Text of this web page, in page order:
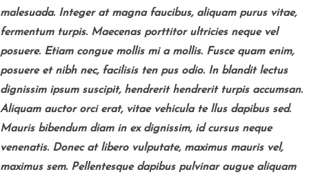
malesuada. Integer at magna faucibus, aliquam purus vitae,
fermentum turpis. Maecenas porttitor ultricies neque vel
posuere. Etiam congue mollis mi a mollis. Fusce quam enim,
posuere et nibh nec, facilisis ten pus odio. In blandit lectus
dignissim ipsum suscipit, hendrerit hendrerit turpis accumsan.
Aliquam auctor orci erat, vitae vehicula te llus dapibus sed.
Mauris bibendum diam in ex dignissim, id cursus neque
venenatis. Donec at libero vulputate, maximus mauris vel,
maximus sem. Pellentesque dapibus pulvinar augue aliquam